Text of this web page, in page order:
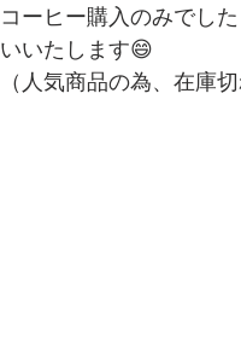
コーヒー購入のみでし
いいたします😄
（人気商品の為、在庫